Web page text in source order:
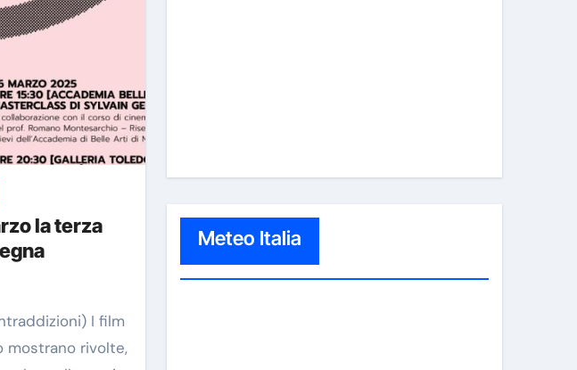
la terza
mostrano rivolte,
Meteo Italia